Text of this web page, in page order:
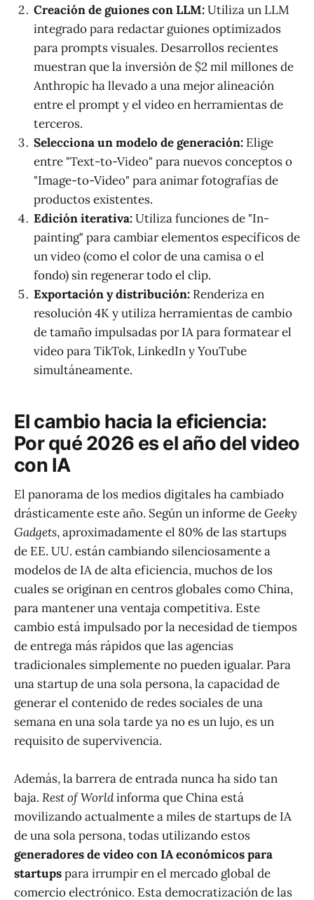
Creación de guiones con LLM:Utiliza un LLM
integrado para redactar guiones optimizados
para prompts visuales. Desarrollos recientes
muestran que la inversión de $2 mil millones de
Anthropic ha llevado a una mejor alineación
entre el prompt y el video en herramientas de
terceros.
Selecciona un modelo de generación: Elige
entre "Text-to-Video" para nuevos conceptos o
"Image-to-Video" para animar fotografías de
productos existentes.
Edición iterativa:Utiliza funciones de "In-
painting" para cambiar elementos específicos de
un video (como el color de una camisa o el
fondo) sin regenerar todo el clip.
Exportación y distribución: Renderiza en
resolución 4K y utiliza herramientas de cambio
de tamaño impulsadas por IA para formatear el
video para TikTok, LinkedIn y YouTube
simultáneamente.
El cambio hacia la eficiencia:
Por qué 2026 es el año del video
con IA
El panorama de los medios digitales ha cambiado
drásticamente este año. Según un informe deGeeky
Gadgets, aproximadamente el 80% de las startups
de EE. UU. están cambiando silenciosamente a
modelos de IA de alta eficiencia, muchos de los
cuales se originan en centros globales como China,
para mantener una ventaja competitiva. Este
cambio está impulsado por la necesidad de tiempos
de entrega más rápidos que las agencias
tradicionales simplemente no pueden igualar. Para
una startup de una sola persona, la capacidad de
generar el contenido de redes sociales de una
semana en una sola tarde ya no es un lujo, es un
requisito de supervivencia.
Además, la barrera de entrada nunca ha sido tan
baja. Rest of Worldinforma que China está
movilizando actualmente a miles de startups de IA
de una sola persona, todas utilizando estos
generadores de video con IA económicos para
startupspara irrumpir en el mercado global de
comercio electrónico. Esta democratización de las